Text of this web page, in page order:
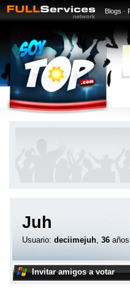
Blogs ·
Juh
Usuario: deciimejuh, 36
Invitar amigos a votar